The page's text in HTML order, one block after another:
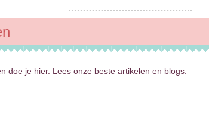
doe je hier. Lees onze beste artikelen en blogs: